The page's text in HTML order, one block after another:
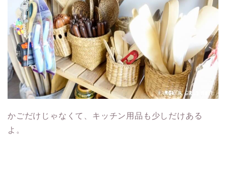
かごだけじゃなくて、キッチン用品も少しだけある
よ。